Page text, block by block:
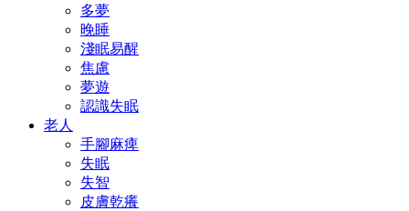
多夢
晚睡
淺眠易醒
焦慮
夢遊
認識失眠
老人
手腳麻痺
失眠
失智
皮膚乾癢